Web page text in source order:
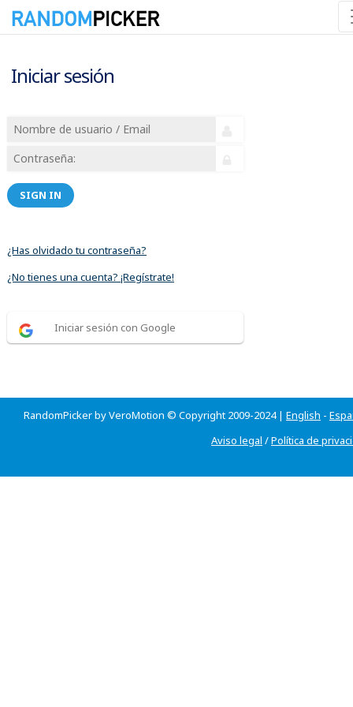
Iniciar sesión
SIGN IN
¿Has olvidado tu contraseña?
¿No tienes una cuenta? ¡Regístrate!
Iniciar sesión con Google
RandomPicker by VeroMotion © Copyright 2009-2024 | English -
Aviso legal /Política de